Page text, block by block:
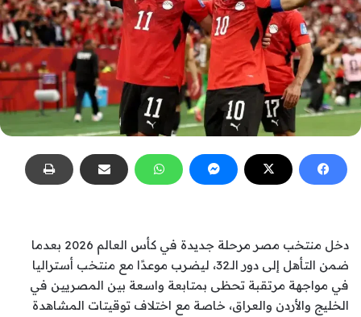
دخل منتخب مصر مرحلة جديدة في كأس العالم 2026 بعدما
ضمن التأهل إلى دور الـ32، ليضرب موعدًا مع منتخب أستراليا
في مواجهة مرتقبة تحظى بمتابعة واسعة بين المصريين في
الخليج والأردن والعراق، خاصة مع اختلاف توقيتات المشاهدة